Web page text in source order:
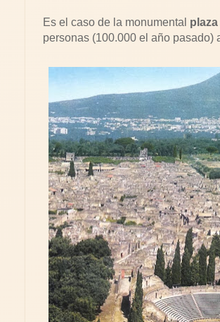
Es el caso de la monumental
personas (100.000 el año